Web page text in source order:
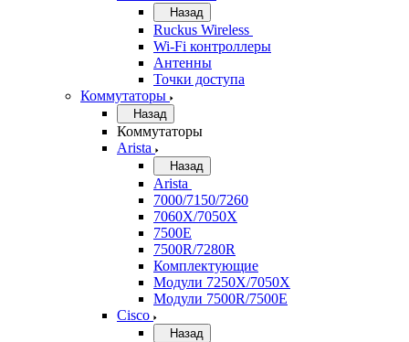
Назад
Ruckus Wireless
Wi-Fi контроллеры
Антенны
Точки доступа
Коммутаторы
Назад
Коммутаторы
Arista
Назад
Arista
7000/7150/7260
7060X/7050X
7500E
7500R/7280R
Комплектующие
Модули 7250X/7050X
Модули 7500R/7500E
Cisco
Назад